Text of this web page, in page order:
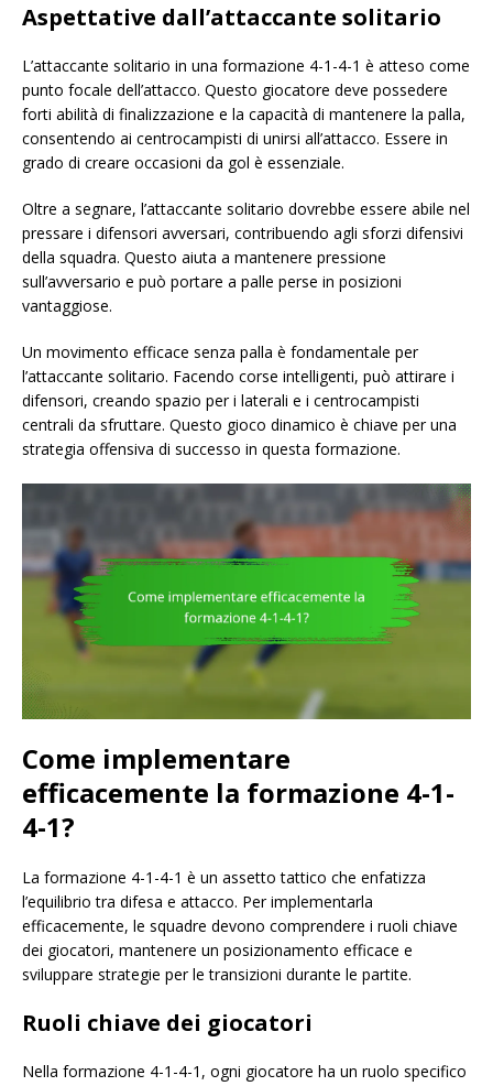
Aspettative dall’attaccante solitario
L’attaccante solitario in una formazione 4-1-4-1 è atteso come
punto focale dell’attacco. Questo giocatore deve possedere
forti abilità di finalizzazione e la capacità di mantenere la palla,
consentendo ai centrocampisti di unirsi all’attacco. Essere in
grado di creare occasioni da gol è essenziale.
Oltre a segnare, l’attaccante solitario dovrebbe essere abile nel
pressare i difensori avversari, contribuendo agli sforzi difensivi
della squadra. Questo aiuta a mantenere pressione
sull’avversario e può portare a palle perse in posizioni
vantaggiose.
Un movimento efficace senza palla è fondamentale per
l’attaccante solitario. Facendo corse intelligenti, può attirare i
difensori, creando spazio per i laterali e i centrocampisti
centrali da sfruttare. Questo gioco dinamico è chiave per una
strategia offensiva di successo in questa formazione.
Come implementare
efficacemente la formazione 4-1-
4-1?
La formazione 4-1-4-1 è un assetto tattico che enfatizza
l’equilibrio tra difesa e attacco. Per implementarla
efficacemente, le squadre devono comprendere i ruoli chiave
dei giocatori, mantenere un posizionamento efficace e
sviluppare strategie per le transizioni durante le partite.
Ruoli chiave dei giocatori
Nella formazione 4-1-4-1, ogni giocatore ha un ruolo specifico